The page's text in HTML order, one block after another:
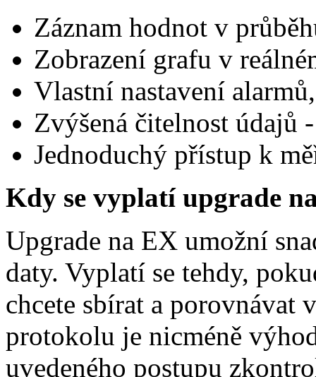
Záznam hodnot v
Zobrazení grafu v
Vlastní nastavení
Zvýšená čitelnost údajů
Jednoduchý přístup k
Kdy se vyplatí upgrade
Upgrade na EX umožní
daty. Vyplatí se tehdy,
chcete sbírat a
protokolu je nicméně
uvedeného postupu